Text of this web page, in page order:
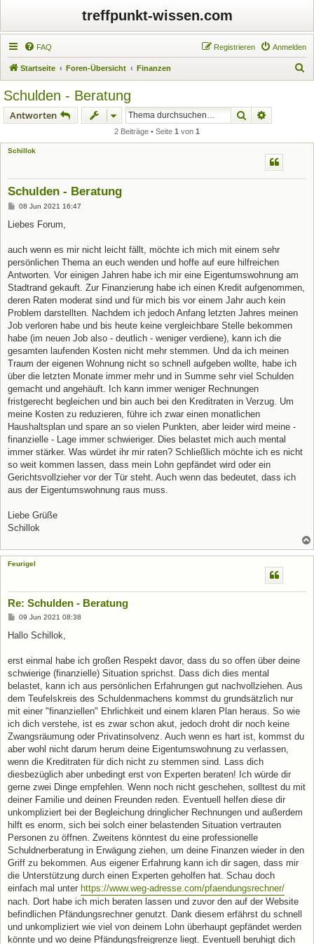
treffpunkt-wissen.com
FAQ Anmelden
Registrieren
Startseite Foren-Übersicht Finanzen
Schulden - Beratung
Antworten Suche
2 Beiträge • Seite 1 von 1
Schillok
Schulden - Beratung
B
i
a
08 Jun 2021 16:47
Liebes Forum,
auch wenn es mir nicht leicht fällt, möchte ich mich mit einem sehr
persönlichen Thema an euch wenden und hoffe auf eure hilfreichen
Antworten. Vor einigen Jahren habe ich mir eine Eigentumswohnung am
Stadtrand gekauft. Zur Finanzierung habe ich einen Kredit aufgenommen,
deren Raten moderat sind und für mich bis vor einem Jahr auch kein
Problem darstellten. Nachdem ich jedoch Anfang letzten Jahres meinen
Job verloren habe und bis heute keine vergleichbare Stelle bekommen
habe (im neuen Job also - deutlich - weniger verdiene), kann ich die
gesamten laufenden Kosten nicht mehr stemmen. Und da ich meinen
Traum der eigenen Wohnung nicht so schnell aufgeben wollte, habe ich
über die letzten Monate immer mehr und in Summe sehr viel Schulden
gemacht und angehäuft. Ich kann immer weniger Rechnungen
fristgerecht begleichen und bin auch bei den Kreditraten in Verzug. Um
meine Kosten zu reduzieren, führe ich zwar einen monatlichen
Haushaltsplan und spare an so vielen Punkten, aber leider wird meine -
finanzielle - Lage immer schwieriger. Dies belastet mich auch mental
immer stärker. Was würdet ihr mir raten? Schließlich möchte ich es nicht
so weit kommen lassen, dass mein Lohn gepfändet wird oder ein
Gerichtsvollzieher vor der Tür steht. Auch wenn das bedeutet, dass ich
aus der Eigentumswohnung raus muss.
Liebe Grüße
Schillok
Feurigel
Re: Schulden - Beratung
B
i
a
09 Jun 2021 08:38
Hallo Schillok,
erst einmal habe ich großen Respekt davor, dass du so offen über deine
schwierige (finanzielle) Situation sprichst. Dass dich dies mental
belastet, kann ich aus persönlichen Erfahrungen gut nachvollziehen. Aus
dem Teufelskreis des Schuldenmachens kommst du grundsätzlich nur
mit einer "finanziellen" Ehrlichkeit und einem klaren Plan heraus. So wie
ich dich verstehe, ist es zwar schon akut, jedoch droht dir noch keine
Zwangsräumung oder Privatinsolvenz. Auch wenn es hart ist, kommst du
aber wohl nicht darum herum deine Eigentumswohnung zu verlassen,
wenn die Kreditraten für dich nicht zu stemmen sind. Lass dich
diesbezüglich aber unbedingt erst von Experten beraten! Ich würde dir
gerne zwei Dinge empfehlen. Wenn noch nicht geschehen, solltest du mit
deiner Familie und deinen Freunden reden. Eventuell helfen diese dir
unkompliziert bei der Begleichung dringlicher Rechnungen und außerdem
hilft es enorm, sich bei solch einer belastenden Situation vertrauten
Personen zu öffnen. Zweitens könntest du eine professionelle
Schuldnerberatung in Erwägung ziehen, um deine Finanzen wieder in den
Griff zu bekommen. Aus eigener Erfahrung kann ich dir sagen, dass mir
die Unterstützung durch einen Experten geholfen hat. Schau doch
einfach mal unter https://www.weg-adresse.com/pfaendungsrechner/
nach. Dort habe ich mich beraten lassen und zuvor den auf der Website
befindlichen Pfändungsrechner genutzt. Dank diesem erfährst du schnell
und unkompliziert wie viel von deinem Lohn überhaupt gepfändet werden
könnte und wo deine Pfändungsfreigrenze liegt. Eventuell beruhigt dich